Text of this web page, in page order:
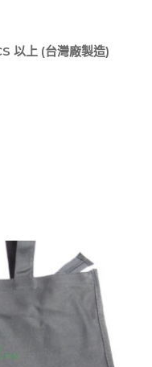
以上 (台灣廠製造)